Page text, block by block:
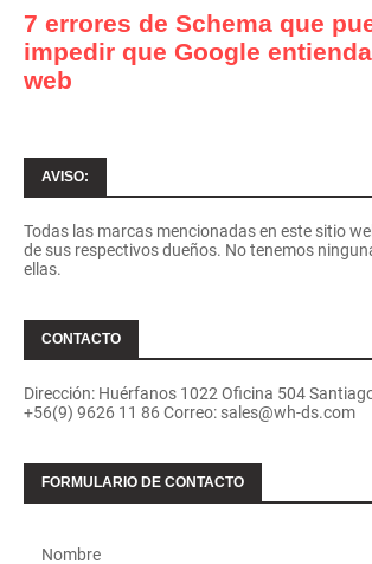
7 errores de Schema que
impedir que Google
web
AVISO:
Todas las marcas mencionadas en este sitio
de sus respectivos dueños. No tenemos
ellas.
CONTACTO
Dirección: Huérfanos 1022 Oficina 504
+56(9) 9626 11 86 Correo: sales@wh-ds.com
FORMULARIO DE CONTACTO
Nombre